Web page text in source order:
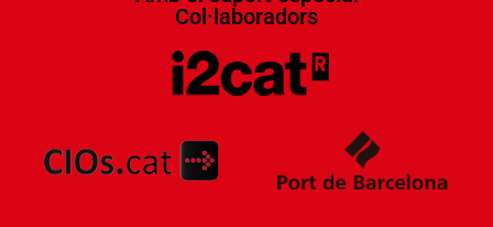
Col·laboradors​